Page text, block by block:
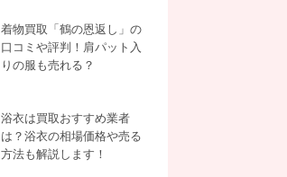
着物買取「鶴の恩返し」の
口コミや評判！肩パット入
りの服も売れる？
浴衣は買取おすすめ業者
は？浴衣の相場価格や売る
方法も解説します！